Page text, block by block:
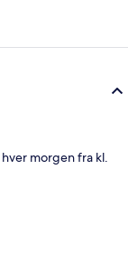
morgen fra kl.